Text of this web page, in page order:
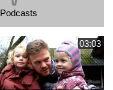
Podcasts
03:03